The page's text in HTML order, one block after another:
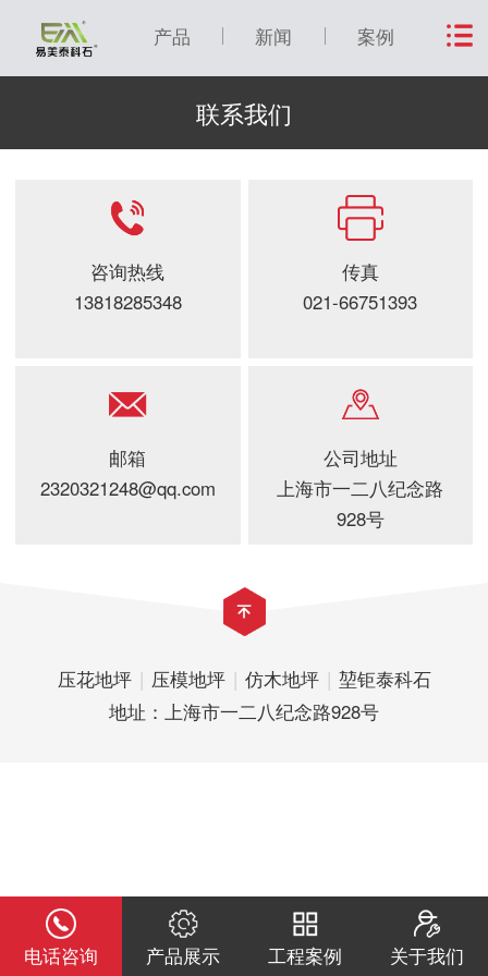
产品 新闻 案例
联系我们
咨询热线
13818285348
传真
021-66751393
邮箱
2320321248@qq.com
公司地址
上海市一二八纪念路
928号
压花地坪 | 压模地坪 | 仿木地坪 | 堃钜泰科石
地址：上海市一二八纪念路928号
电话咨询 产品展示 工程案例 关于我们